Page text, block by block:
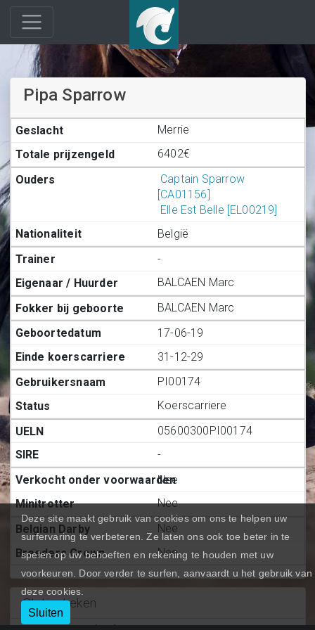
Pipa Sparrow
Merrie
6402€
Captain Sparrow
[CA01156]
Elle Est Belle [EL00219]
België
-
BALCAEN Marc
BALCAEN Marc
17-06-19
31-12-29
PI00174
Koerscarriere
05600300PI00174
-
Nee
Nee
Nee
Nee
Statiestieken
Deze site maakt gebruik van cookies om ons te helpen uw
surfervaring te verbeteren. Ze laten ons ook toe beter in te
spelen op uw behoeften en rekening te houden met uw
voorkeuren. Door verder te surfen, aanvaardt u het gebruik van
deze cookies.
Sluiten